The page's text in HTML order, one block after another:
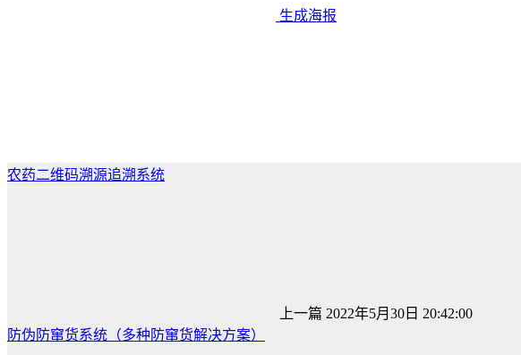
生成海报
农药二维码溯源追溯系统
上一篇 2022年5月30日 20:42:00
防伪防窜货系统（多种防窜货解决方案）